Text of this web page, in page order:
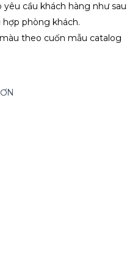
cầu khách hàng như sau:
phòng khách.
theo cuốn mẫu catalog